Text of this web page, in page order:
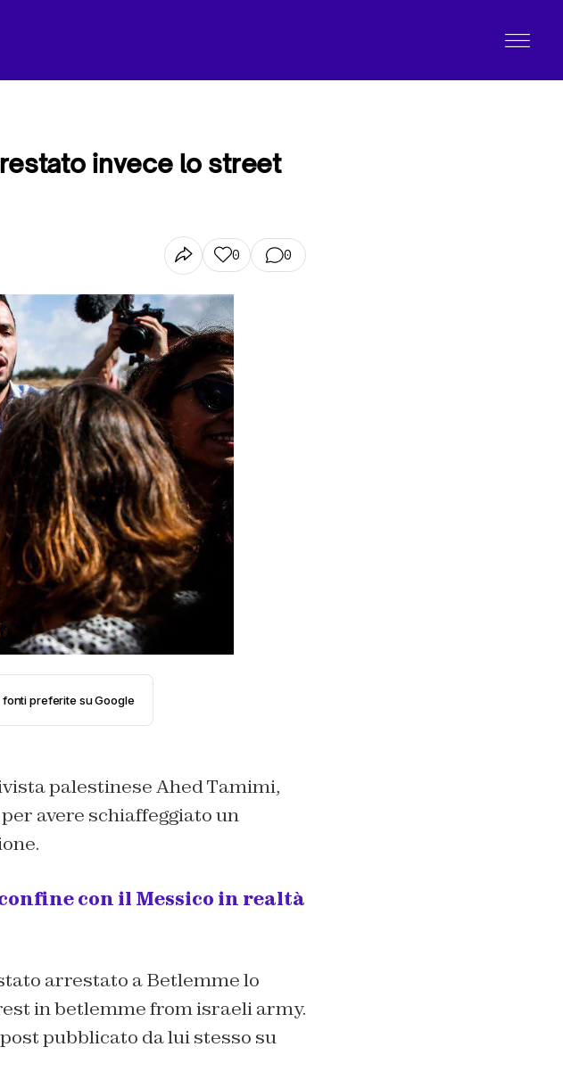
invece lo street
0 0
preferite su Google
palestinese Ahed Tamimi,
avere schiaffeggiato un
con il Messico in realtà
arrestato a Betlemme lo
in betlemme from israeli army.
post pubblicato da lui stesso su